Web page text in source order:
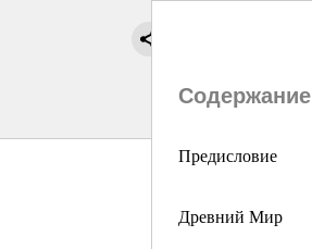
Содержание
Предисловие
Древний Мир